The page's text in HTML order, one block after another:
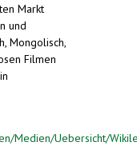
Markt
und
Mongolisch,
Filmen
Medien/Uebersicht/